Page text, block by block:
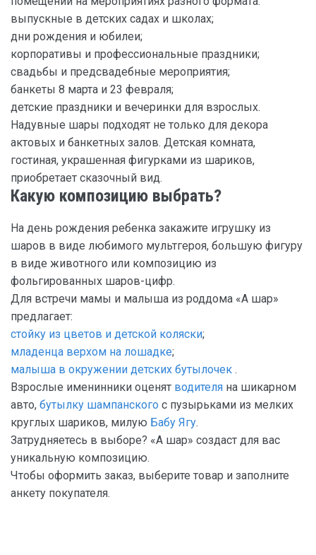
выпускные в детских садах и школах;
дни рождения и юбилеи;
корпоративы и профессиональные праздники;
свадьбы и предсвадебные мероприятия;
банкеты 8 марта и 23 февраля;
детские праздники и вечеринки для взрослых.
Надувные шары подходят не только для декора
актовых и банкетных залов. Детская комната,
гостиная, украшенная фигурками из шариков,
приобретает сказочный вид.
Какую композицию выбрать?
На день рождения ребенка закажите игрушку из
шаров в виде любимого мультгероя, большую фигуру
в виде животного или композицию из
фольгированных шаров-цифр.
Для встречи мамы и малыша из роддома «А шар»
предлагает:
стойку из цветов и детской коляски;
младенца верхом на лошадке;
малыша в окружении детских бутылочек .
Взрослые именинники оценят водителя на шикарном
авто, бутылку шампанского с пузырьками из мелких
круглых шариков, милую Бабу Ягу.
Затрудняетесь в выборе? «А шар» создаст для вас
уникальную композицию.
Чтобы оформить заказ, выберите товар и заполните
анкету покупателя.